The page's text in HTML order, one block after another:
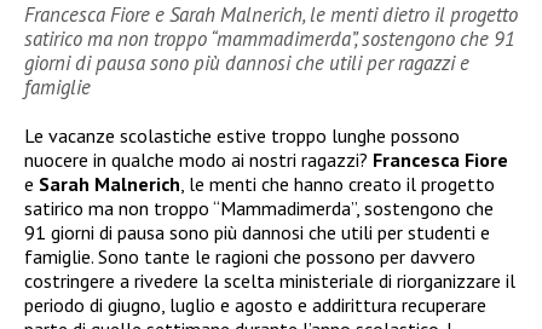
Francesca Fiore e Sarah Malnerich, le menti dietro il progetto
satirico ma non troppo “mammadimerda”, sostengono che 91
giorni di pausa sono più dannosi che utili per ragazzi e
famiglie
Le vacanze scolastiche estive troppo lunghe possono
nuocere in qualche modo ai nostri ragazzi? Francesca Fiore
e Sarah Malnerich, le menti che hanno creato il progetto
satirico ma non troppo “Mammadimerda”, sostengono che
91 giorni di pausa sono più dannosi che utili per studenti e
famiglie. Sono tante le ragioni che possono per davvero
costringere a rivedere la scelta ministeriale di riorganizzare il
periodo di giugno, luglio e agosto e addirittura recuperare